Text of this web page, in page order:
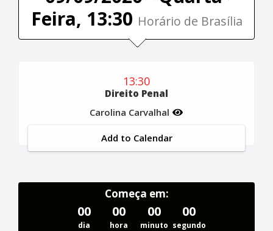
Feira, 13:30 Horário de Brasília
13:30
Direito Penal
Carolina Carvalhal
Add to Calendar
Começa em:
00
dia
00
hora
00
minuto
00
segundo